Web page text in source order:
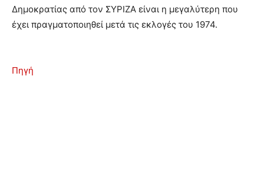
Δημοκρατίας από τον ΣΥΡΙΖΑ είναι η μεγαλύτερη που
έχει πραγματοποιηθεί μετά τις εκλογές του 1974.
Πηγή